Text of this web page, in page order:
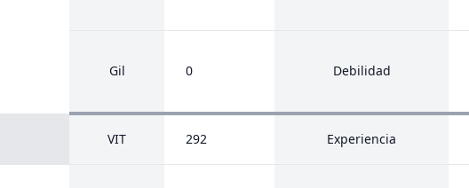
Gil 0 Debilidad
VIT 292 Experiencia